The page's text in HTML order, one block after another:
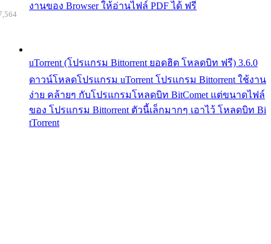
งานของ Browser ให้อ่านไฟล์ PDF ได้ ฟรี
uTorrent (โปรแกรม Bittorrent ยอดฮิต โหลดบิท ฟรี) 3.6.0
ดาวน์โหลดโปรแกรม uTorrent โปรแกรม Bittorrent ใช้งาน
ง่าย คล้ายๆ กับโปรแกรมโหลดบิท BitComet แต่ขนาดไฟล์
ของ โปรแกรม Bittorrent ตัวนี้เล็กมากๆ เอาไว้ โหลดบิท Bi
tTorrent